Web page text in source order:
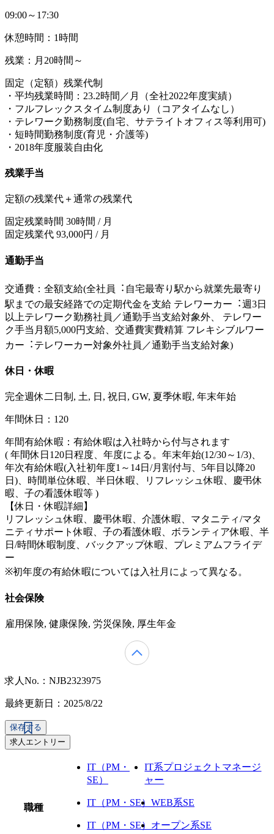
09:00～17:30
休憩時間：1時間
残業：月20時間～
固定（定額）残業代制
・平均残業時間：23.2時間／月（全社2022年度実績）
・フルフレックスタイム制度あり（コアタイムなし）
・テレワーク勤務制度(自宅、サテライトオフィス等利用可)
・短時間勤務制度(育児・介護等)
・2018年度服装自由化
残業手当
定額の残業代＋通常の残業代
固定残業時間 30時間 / 月
固定残業代 93,000円 / 月
通勤手当
交通費：全額支給(全社員︓⾃宅最寄り駅から就業先最寄り
駅までの最安経路での定期代⾦を支給 テレワーカー︓週3日
以上テレワーク勤務社員／通勤⼿当支給対象外、 テレワー
ク⼿当月額5,000円支給、交通費実費精算 フレキシブルワー
カー︓テレワーカー対象外社員／通勤⼿当支給対象)
休日・休暇
完全週休二日制, 土, 日, 祝日, GW, 夏季休暇, 年末年始
年間休日：120
年間有給休暇：有給休暇は入社時から付与されます
( 年間休日120日程度、年度による。年末年始(12/30～1/3)、
年次有給休暇(入社初年度1～14日/月割付与、5年目以降20
日)、時間単位休暇、半日休暇、リフレッシュ休暇、慶弔休
暇、子の看護休暇等 )
【休日・休暇詳細】
リフレッシュ休暇、慶弔休暇、介護休暇、マタニティ/マタ
ニティサポート休暇、子の看護休暇、ボランティア休暇、半
日/時間休暇制度、バックアップ休暇、プレミアムフライデ
ー
※初年度の有給休暇については入社月によって異なる。
社会保険
雇用保険, 健康保険, 労災保険, 厚生年金
求人No.：NJB2323975
最終更新日：2025/8/22
保存する
求人エントリー
職種
IT（PM・
SE）
IT系プロジェクトマネージ
ャー
IT（PM・SE） WEB系SE
IT（PM・SE） オープン系SE